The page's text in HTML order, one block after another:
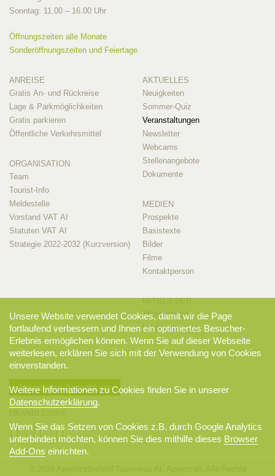
Sonntag: 11.00 – 16.00 Uhr
Öffnungszeiten alle Monate
Sonderöffnungszeiten und Feiertage
ANREISE
Gratis An- und Rückreise
Lage & Parkmöglichkeiten
Gratis parkieren
Öffentliche Verkehrsmittel
ORGANISATION
Team
Tourist-Info
Meldestelle
Vorstand VAT AI
Statuten VAT AI
Strategie 2022-2032 (Kurzversion)
AKTUELLES
Neuigkeiten
Sommer-Quiz
Veranstaltungen
Newsletter
Webcams
Stellenangebote
Dokumente
MEDIEN
Prospekte
Basistexte
Bilder
Filme
Kontaktperson
MITGLIEDER
Mitglieder-Info
Mitglieder-Login
Newsletter-Anmeldung
Unsere Website verwendet Cookies, damit wir die Page
fortlaufend verbessern und Ihnen ein optimiertes Besucher-
Erlebnis ermöglichen können. Wenn Sie auf dieser Webseite
weiterlesen, erklären Sie sich mit der Verwendung von Cookies
einverstanden.
Weitere Informationen zu Cookies finden Sie in unserer
Datenschutzerklärung.
Wenn Sie das Setzen von Cookies z.B. durch Google Analytics
unterbinden möchten, können Sie dies mithilfe dieses Browser
Add-Ons einrichten.